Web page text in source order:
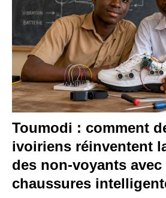
Toumodi : comment
ivoiriens réinventent
des non-voyants avec
chaussures